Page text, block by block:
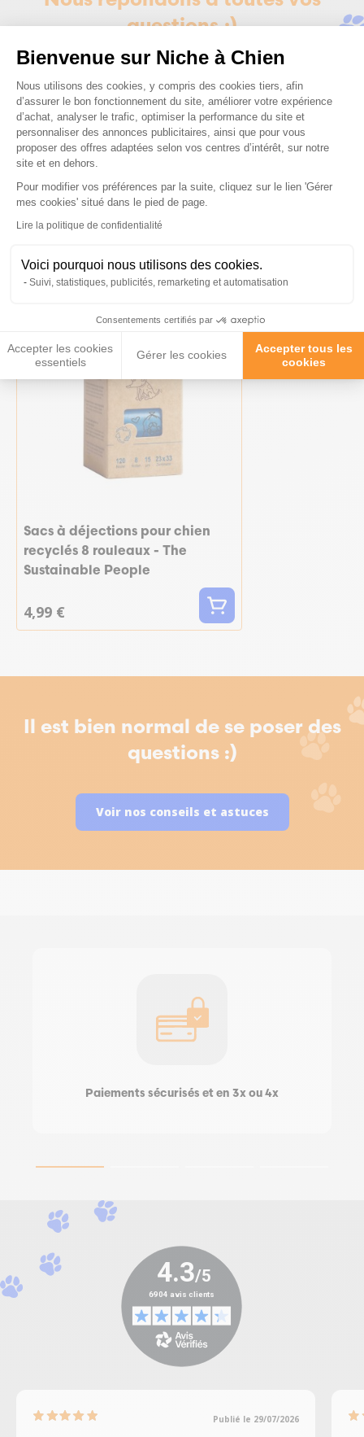
Bienvenue sur Niche à Chien
Plateforme de Gestion du
Nous utilisons des cookies, y compris des cookies tiers, afin
d’assurer le bon fonctionnement du site, améliorer votre expérience
d’achat, analyser le trafic, optimiser la performance du site et
personnaliser des annonces publicitaires, ainsi que pour vous
proposer des offres adaptées selon vos centres d’intérêt, sur notre
site et en dehors.
Pour modifier vos préférences par la suite, cliquez sur le lien 'Gérer
mes cookies' situé dans le pied de page.
Lire la politique de confidentialité
Voici pourquoi nous utilisons des cookies.
Suivi, statistiques, publicités, remarketing et automatisation
Consentements certifiés par
Accepter les cookies
essentiels
Gérer les cookies
Accepter tous les
cookies
Axeptio consent
questions ;)
Posez-nous vos questions
Ces produits peuvent vous
intéresser
Sacs à déjections pour chien
recyclés 8 rouleaux - The
Sustainable People
4,99 €
Il est bien normal de se poser des
questions :)
Voir nos conseils et astuces
Paiements sécurisés et en 3x ou 4x
Publié le 29/07/2026